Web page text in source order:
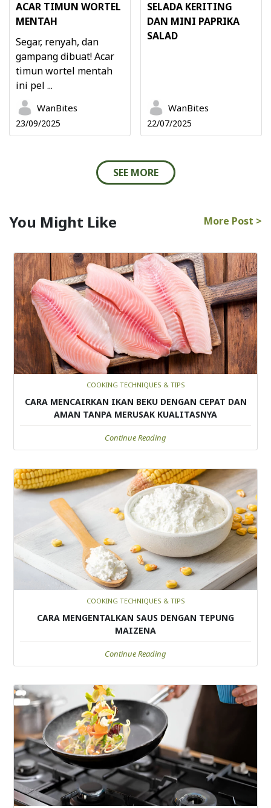
ACAR TIMUN WORTEL
MENTAH
Segar, renyah, dan
gampang dibuat! Acar
timun wortel mentah
ini pel ...
WanBites
23/09/2025
SELADA KERITING
DAN MINI PAPRIKA
SALAD
WanBites
22/07/2025
SEE MORE
You Might Like More Post >
COOKING TECHNIQUES & TIPS
CARA MENCAIRKAN IKAN BEKU DENGAN CEPAT DAN
AMAN TANPA MERUSAK KUALITASNYA
Continue Reading
COOKING TECHNIQUES & TIPS
CARA MENGENTALKAN SAUS DENGAN TEPUNG
MAIZENA
Continue Reading